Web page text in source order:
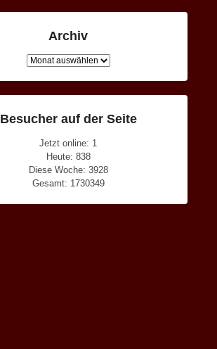
Archiv
Archiv
Besucher auf der Seite
Jetzt online: 1
Heute: 838
Diese Woche: 3928
Gesamt: 1730349